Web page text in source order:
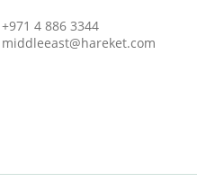
+971 4 886 3344
middleeast@hareket.com